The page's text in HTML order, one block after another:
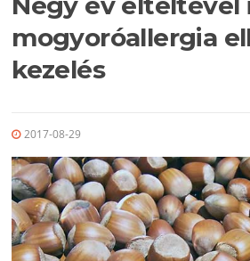
mogyoróallergia
kezelés
2017-08-29